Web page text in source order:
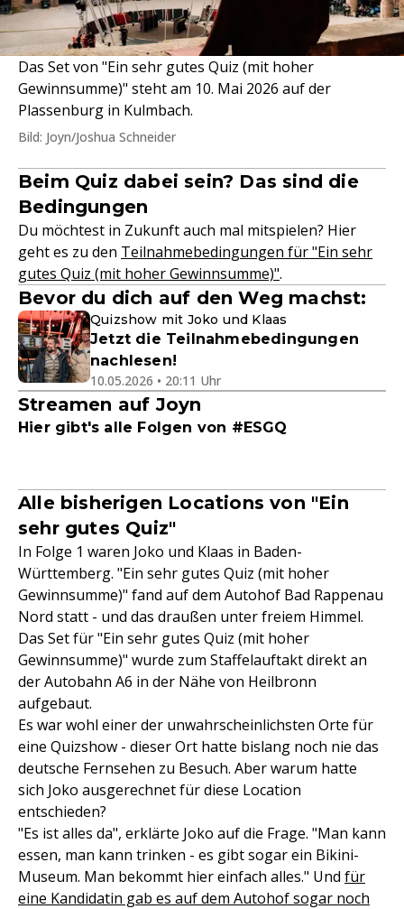
Das Set von "Ein sehr gutes Quiz (mit hoher
Gewinnsumme)" steht am 10. Mai 2026 auf der
Plassenburg in Kulmbach.
Bild: Joyn/Joshua Schneider
Beim Quiz dabei sein? Das sind die
Bedingungen
Du möchtest in Zukunft auch mal mitspielen? Hier
geht es zu den Teilnahmebedingungen für "Ein sehr
gutes Quiz (mit hoher Gewinnsumme)".
Bevor du dich auf den Weg machst:
Quizshow mit Joko und Klaas
Jetzt die Teilnahmebedingungen
nachlesen!
10.05.2026 • 20:11 Uhr
Streamen auf Joyn
Hier gibt's alle Folgen von #ESGQ
Alle bisherigen Locations von "Ein
sehr gutes Quiz"
In Folge 1 waren Joko und Klaas in Baden-
Württemberg. "Ein sehr gutes Quiz (mit hoher
Gewinnsumme)" fand auf dem Autohof Bad Rappenau
Nord statt - und das draußen unter freiem Himmel.
Das Set für "Ein sehr gutes Quiz (mit hoher
Gewinnsumme)" wurde zum Staffelauftakt direkt an
der Autobahn A6 in der Nähe von Heilbronn
aufgebaut.
Es war wohl einer der unwahrscheinlichsten Orte für
eine Quizshow - dieser Ort hatte bislang noch nie das
deutsche Fernsehen zu Besuch. Aber warum hatte
sich Joko ausgerechnet für diese Location
entschieden?
"Es ist alles da", erklärte Joko auf die Frage. "Man kann
essen, man kann trinken - es gibt sogar ein Bikini-
Museum. Man bekommt hier einfach alles." Und für
eine Kandidatin gab es auf dem Autohof sogar noch